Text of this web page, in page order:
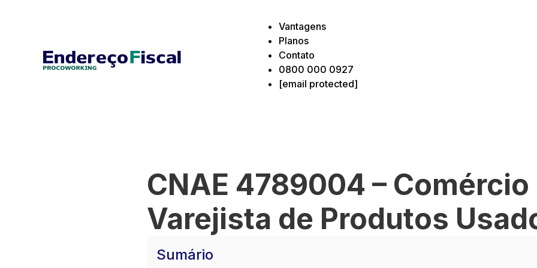
Vantagens
Planos
Contato
0800 000 0927
[email protected]
CNAE 4789004 – Comércio
Varejista de Produtos
Sumário